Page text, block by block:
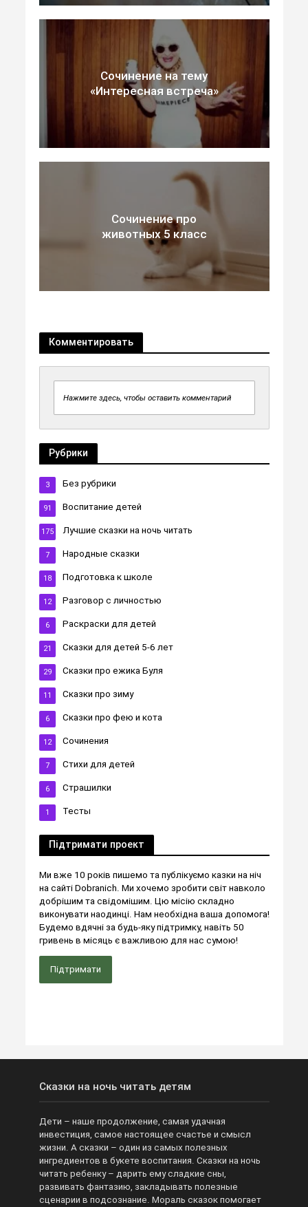
Сочинение на тему
«Интересная встреча»
Сочинение про
животных 5 класс
Комментировать
Нажмите здесь, чтобы оставить комментарий
Рубрики
Без рубрики
3
Воспитание детей
91
Лучшие сказки на ночь читать
175
Народные сказки
7
Подготовка к школе
18
Разговор с личностью
12
Раскраски для детей
6
Сказки для детей 5-6 лет
21
Сказки про ежика Буля
29
Сказки про зиму
11
Сказки про фею и кота
6
Сочинения
12
Стихи для детей
7
Страшилки
6
Тесты
1
Підтримати проект
Ми вже 10 років пишемо та публікуємо казки на ніч
на сайті Dobranich. Ми хочемо зробити світ навколо
добрішим та свідомішим. Цю місію складно
виконувати наодинці. Нам необхідна ваша допомога!
Будемо вдячні за будь-яку підтримку, навіть 50
гривень в місяць є важливою для нас сумою!
Підтримати
Сказки на ночь читать детям
Дети – наше продолжение, самая удачная
инвестиция, самое настоящее счастье и смысл
жизни. А сказки – один из самых полезных
ингредиентов в букете воспитания. Сказки на ночь
читать ребенку – дарить ему сладкие сны,
развивать фантазию, закладывать полезные
сценарии в подсознание. Мораль сказок помогает